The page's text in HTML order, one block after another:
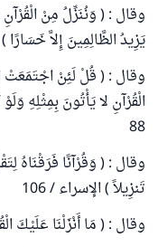
وقال : ( وَنُنَزِّلُ مِنْ
يَزِيدُ الظَّالِمِينَ إِلاَّ خَسَارًا )
وقال : ( قُلْ لَئِنْ اجْتَمَعَتْ
الْقُرْآنِ لا يَأْتُونَ بِمِثْلِهِ
88
وقال : ( وَقُرْآنًا فَرَقْنَاهُ
تَنزِيلاً ) الإسراء / 106
وقال : ( مَا أَنْزَلْنَا عَلَيْكَ